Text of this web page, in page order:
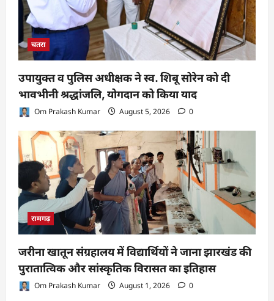
चतरा
उपायुक्त व पुलिस अधीक्षक ने स्व. शिबू सोरेन को दी
भावभीनी श्रद्धांजलि, योगदान को किया याद
Om Prakash Kumar August 5, 2026 0
रामगढ़
जरीना खातून संग्रहालय में विद्यार्थियों ने जाना झारखंड की
पुरातात्विक और सांस्कृतिक विरासत का इतिहास
Om Prakash Kumar August 1, 2026 0